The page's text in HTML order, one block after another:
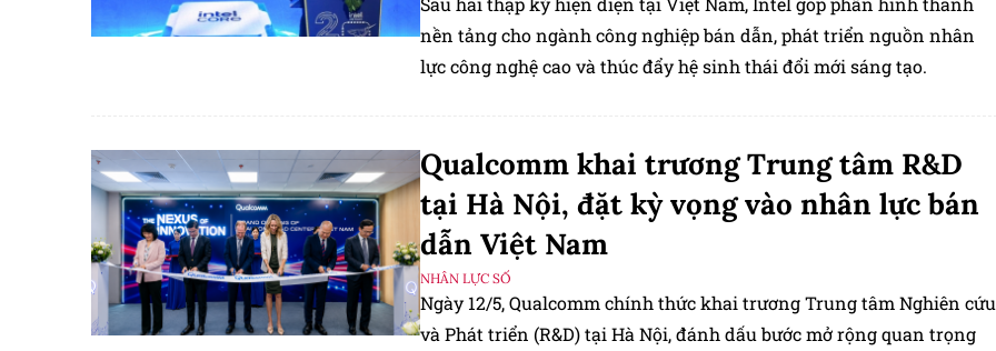
nền tảng cho ngành công nghiệp bán dẫn, phát triển nguồn nhân
lực công nghệ cao và thúc đẩy hệ sinh thái đổi mới sáng tạo.
Qualcomm khai trương Trung tâm R&D
tại Hà Nội, đặt kỳ vọng vào nhân lực bán
dẫn Việt Nam
NHÂN LỰC SỐ
Ngày 12/5, Qualcomm chính thức khai trương Trung tâm Nghiên cứu
và Phát triển (R&D) tại Hà Nội, đánh dấu bước mở rộng quan trọng